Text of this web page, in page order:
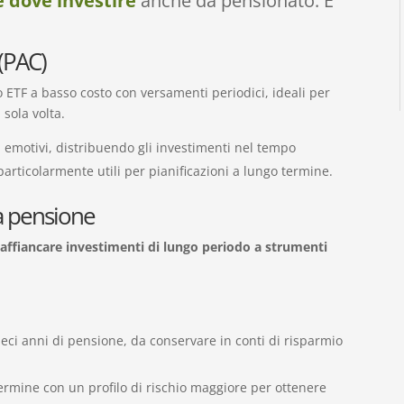
a basso costo con versamenti periodici, ideali per
volta.
distribuendo gli investimenti nel tempo
utili per pianificazioni a lungo termine.
pensione
affiancare investimenti di lungo periodo a strumenti
anni di pensione, da conservare in conti di risparmio
con un profilo di rischio maggiore per ottenere